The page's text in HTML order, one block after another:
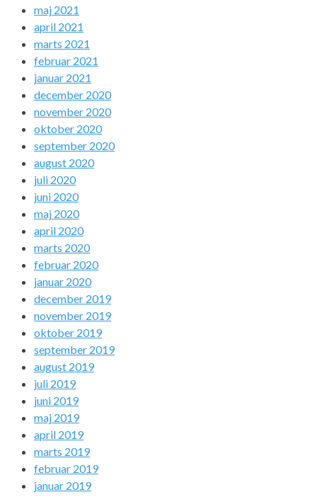
maj 2021
april 2021
marts 2021
februar 2021
januar 2021
december 2020
november 2020
oktober 2020
september 2020
august 2020
juli 2020
juni 2020
maj 2020
april 2020
marts 2020
februar 2020
januar 2020
december 2019
november 2019
oktober 2019
september 2019
august 2019
juli 2019
juni 2019
maj 2019
april 2019
marts 2019
februar 2019
januar 2019